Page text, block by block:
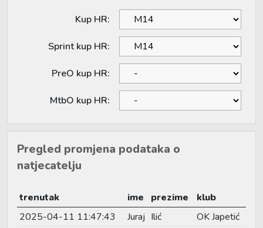
Kup HR:
Sprint kup HR:
PreO kup HR:
MtbO kup HR:
Pregled promjena podataka o
natjecatelju
trenutak ime prezime
klub
2025-04-11 11:47:43
Juraj Ilić OK Japetić